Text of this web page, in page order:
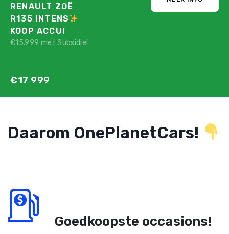
RENAULT ZOË
R135 INTENS
KOOP ACCU!
€15.999 met Subsidie!
€17 999
Daarom OnePlanetCars!
Goedkoopste occasions!